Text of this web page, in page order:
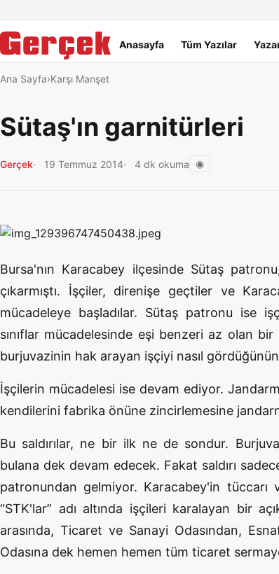
Ana menü
Anasayfa Tüm Yazılar
Ana Sayfa Karşı Manşet
Sütaş'ın garnitürleri
Gerçek 19 Temmuz 2014 4 dk okuma ◉
Bursa'nın Karacabey ilçesinde Sütaş
çıkarmıştı. İşçiler, direnişe geçtiler ve
mücadeleye başladılar. Sütaş patronu ise
sınıflar mücadelesinde eşi benzeri az olan
burjuvazinin hak arayan işçiyi nasıl
İşçilerin mücadelesi ise devam ediyor.
kendilerini fabrika önüne zincirlemesine
Bu saldırılar, ne bir ilk ne de sondur.
bulana dek devam edecek. Fakat saldırı
patronundan gelmiyor. Karacabey'in tüccarı
“STK'lar” adı altında işçileri karalayan bir
arasında, Ticaret ve Sanayi Odasından,
Odasına dek hemen hemen tüm ticaret